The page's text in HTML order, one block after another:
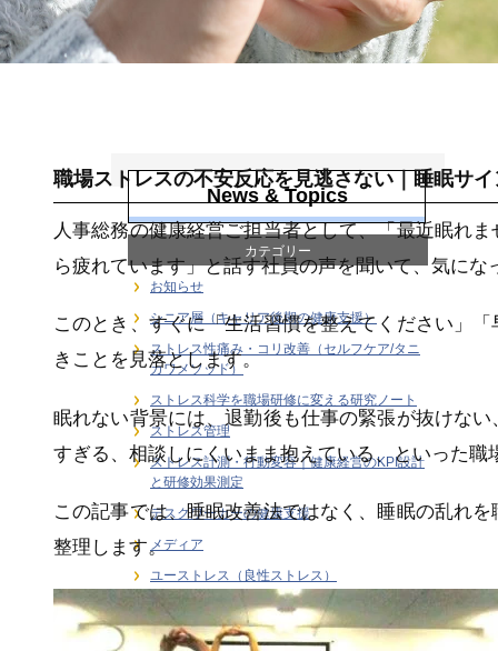
職場ストレスの不安反応を見逃さない｜睡眠サ
人事総務の健康経営ご担当者として、「最近眠れ
ら疲れています」と話す社員の声を聞いて、気にな
このとき、すぐに「生活習慣を整えてください」
きことを見落とします。
眠れない背景には、退勤後も仕事の緊張が抜けな
すぎる、相談しにくいまま抱えている、といった
この記事では、睡眠改善法ではなく、睡眠の乱れ
整理します。
News & Topics
カテゴリー
お知らせ
シニア層（キャリア後期の健康支援）
ストレス性痛み・コリ改善（セルフケア/タニ
カワメソッド）
ストレス科学を職場研修に変える研究ノート
ストレス管理
ストレス計測・行動変容｜健康経営のKPI設計
と研修効果測定
デスクワーカーの健康支援
メディア
ユーストレス（良性ストレス）
ライフステージ別健康支援
ラインケア・管理職支援